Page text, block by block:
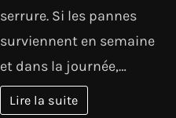
serrure. Si les pannes
surviennent en semaine
et dans la journée,…
Lire la suite